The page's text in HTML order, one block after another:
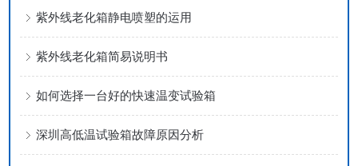
紫外线老化箱静电喷塑的运用
紫外线老化箱简易说明书
如何选择一台好的快速温变试验箱
深圳高低温试验箱故障原因分析